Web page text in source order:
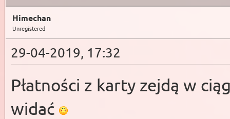
Himechan
Unregistered
29-04-2019, 17:32
Płatności z karty zejdą w
widać